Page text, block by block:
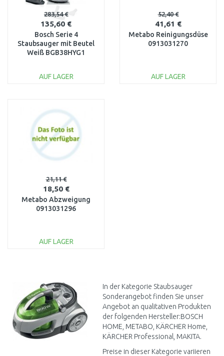
283,54 €
135,60 €
Bosch Serie 4
Staubsauger mit Beutel
Weiß BGB38HYG1
AUF LAGER
Vergleichen
52,40 €
41,61 €
Metabo Reinigungsdüse
0913031270
AUF LAGER
21,11 €
18,50 €
Metabo Abzweigung
0913031296
AUF LAGER
Vergleichen
In der Kategorie Staubsauger
Sonderangebot finden Sie unser
Angebot an qualitativen Produkten
der folgenden Hersteller:BOSCH
HOME, METABO, KÄRCHER Home,
KÄRCHER Professional, MAKITA.
Preise in dieser Kategorie variieren